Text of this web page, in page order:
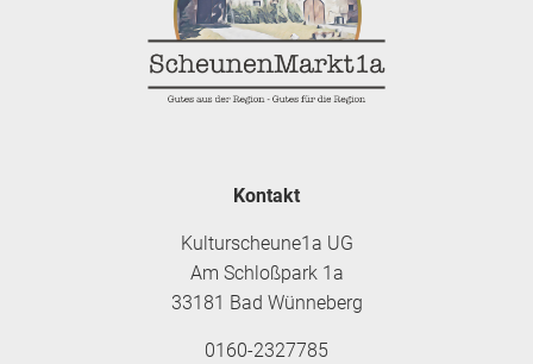
Kontakt
Kulturscheune1a UG
Am Schloßpark 1a
33181 Bad Wünneberg
0160-2327785